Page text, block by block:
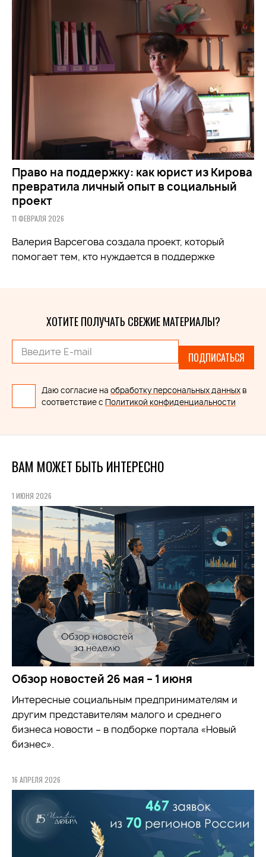
Право на поддержку: как юрист из Кирова
превратила личный опыт в социальный
проект
11 ФЕВРАЛЯ 2026
Валерия Варсегова создала проект, который
помогает тем, кто нуждается в поддержке
ХОТИТЕ ПОЛУЧАТЬ СВЕЖИЕ МАТЕРИАЛЫ?
ПОДПИСАТЬСЯ
Даю согласие на обработку персональных данных в
соответствие с Политикой конфиденциальности
ВАМ МОЖЕТ БЫТЬ ИНТЕРЕСНО
1 ИЮНЯ 2026
Обзор новостей 26 мая – 1 июня
Интересные социальным предпринимателям и
другим представителям малого и среднего
бизнеса новости – в подборке портала «Новый
бизнес».
16 АПРЕЛЯ 2026